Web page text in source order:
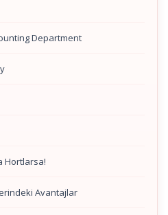
Department
Hortlarsa!
Avantajlar